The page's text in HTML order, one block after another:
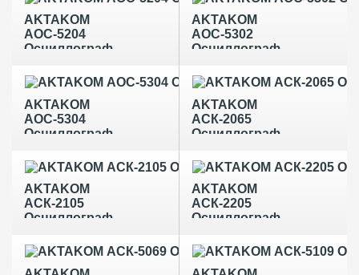
AKTAKOM
АОС-5204
Осциллограф
AKTAKOM
АОС-5302
Осциллограф
AKTAKOM
АОС-5304
Осциллограф
AKTAKOM
АСК-2065
Осциллограф
AKTAKOM
АСК-2105
Осциллограф
AKTAKOM
АСК-2205
Осциллограф